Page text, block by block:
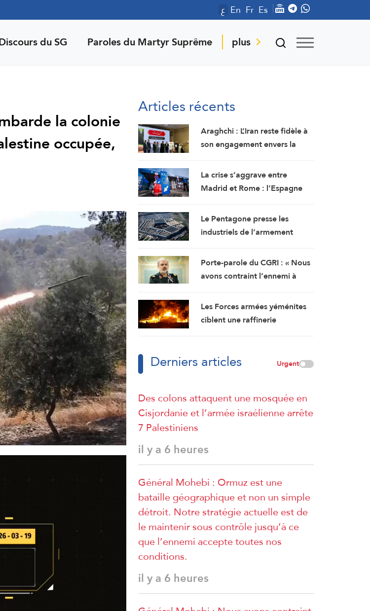
ع En Fr Es
du SG Paroles du Martyr Suprême plus
la colonie
occupée,
Articles récents
Araghchi : L’Iran reste fidèle à
son engagement envers la
combat malgré toutes les
pressions
La crise s’aggrave entre
Madrid et Rome : l’Espagne
frontaliers pour les voyageurs
en provenance d’Italie
Le Pentagone presse les
industriels de l’armement
munitions
Porte-parole du CGRI : « Nous
avons contraint l’ennemi à
Ormuz est une bataille
géographique »
Les Forces armées yéménites
ciblent une raffinerie
Derniers articles Urgent
Des colons attaquent une mosquée en
Cisjordanie et l’armée israélienne arrête
7 Palestiniens
il y a 6 heures
Général Mohebi : Ormuz est une
bataille géographique et non un simple
détroit. Notre stratégie actuelle est de
le maintenir sous contrôle jusqu’à ce
que l’ennemi accepte toutes nos
conditions.
il y a 6 heures